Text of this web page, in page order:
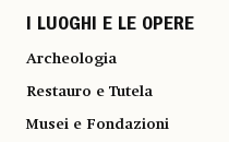
I LUOGHI E LE OPERE
Archeologia
Restauro e Tutela
Musei e Fondazioni